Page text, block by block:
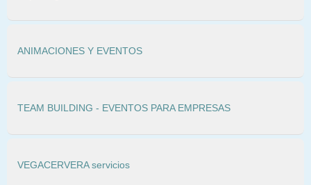
ANIMACIONES Y EVENTOS
TEAM BUILDING - EVENTOS PARA EMPRESAS
VEGACERVERA servicios